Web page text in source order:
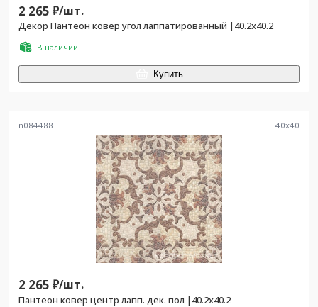
2 265 ₽/шт.
Декор Пантеон ковер угол лаппатированный |40.2x40.2
В наличии
Купить
n084488 40x40
2 265 ₽/шт.
Пантеон ковер центр лапп. дек. пол |40.2x40.2